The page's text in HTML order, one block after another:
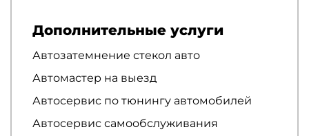
Дополнительные услуги
Автозатемнение стекол авто
Автомастер на выезд
Автосервис по тюнингу автомобилей
Автосервис самообслуживания